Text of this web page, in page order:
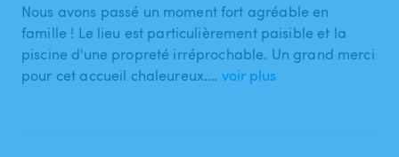
Nous avons passé un moment fort agréable en
famille ! Le lieu est particulièrement paisible et la
piscine d'une propreté irréprochable. Un grand merci
pour cet accueil chaleureux.… voir plus